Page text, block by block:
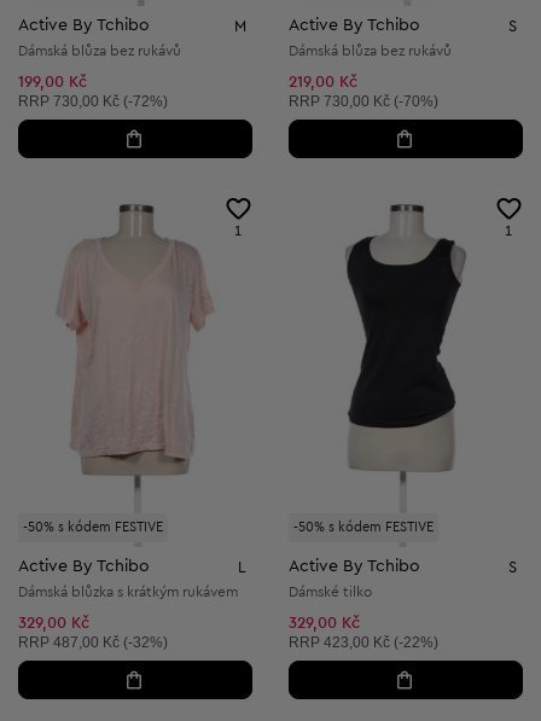
Active By Tchibo M
Dámská blůza bez rukávů
199,00 Kč
Doporučená cena:
RRP 730,00 Kč (-72%)
Active By Tchibo S
Dámská blůza bez rukávů
219,00 Kč
Doporučená cena:
RRP 730,00 Kč (-70%)
-50% s kódem FESTIVE
1
Active By Tchibo
Dámská blůzka s krátkým rukávem
329,00 Kč
Doporučená cena:
RRP 487,00 Kč (-32%)
-50% s kódem FESTIVE
1
Active By Tchibo S
Dámské tilko
329,00 Kč
Doporučená cena:
RRP 423,00 Kč (-22%)